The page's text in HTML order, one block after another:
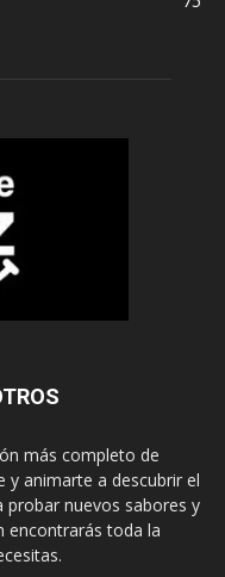
más completo de
y animarte a descubrir el
probar nuevos sabores y
encontrarás toda la